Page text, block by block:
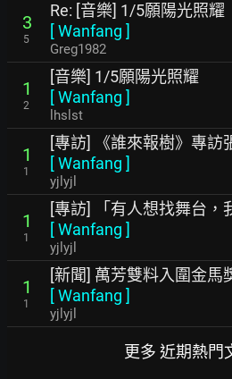
3
5
Re: [音樂] 1/5願陽光照耀
[Wanfang ]
Greg1982
1
2
[音樂] 1/5願陽光照耀
[Wanfang ]
lhslst
1
1
[專訪] 《誰來報樹》專訪
[Wanfang ]
yjlyjl
1
1
[專訪] 「有人想找舞台，
[Wanfang ]
yjlyjl
1
1
[新聞] 萬芳雙料入圍金馬
[Wanfang ]
yjlyjl
更多 近期熱門